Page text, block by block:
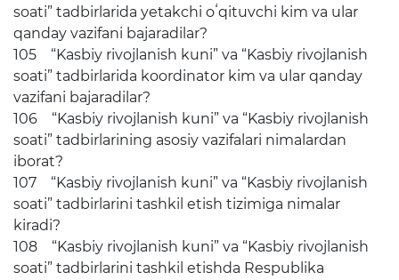
soati” tadbirlarida yetakchi oʻqituvchi kim va ular
qanday vazifani bajaradilar?
105 “Kasbiy rivojlanish kuni” va “Kasbiy rivojlanish
soati” tadbirlarida koordinator kim va ular qanday
vazifani bajaradilar?
106 “Kasbiy rivojlanish kuni” va “Kasbiy rivojlanish
soati” tadbirlarining asosiy vazifalari nimalardan
iborat?
107 “Kasbiy rivojlanish kuni” va “Kasbiy rivojlanish
soati” tadbirlarini tashkil etish tizimiga nimalar
kiradi?
108 “Kasbiy rivojlanish kuni” va “Kasbiy rivojlanish
soati” tadbirlarini tashkil etishda Respublika